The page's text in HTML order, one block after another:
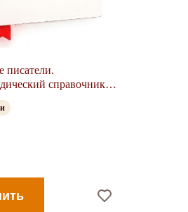
писатели.
справочник.